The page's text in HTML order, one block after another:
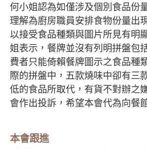
何小姐認為如僅涉及個別食品份
理解為廚房職員安排食物份量出
以接受食品種類與圖片所見有明
姐表示，餐牌並沒有列明拼盤包
費者只能倚賴餐牌圖示之食品種
際的拼盤中，五款燒味中卻有三
低的食品所取代，有貨不對辦之
會作出投訴，希望本會代為向餐
本會跟進